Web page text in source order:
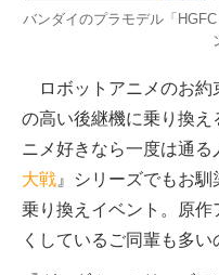
バンダイのプラモデル「
ロボットアニメのお約
の高い後継機に乗り換
ニメ好きなら一度は通る
大戦 』シリーズでもお
乗り換えイベント。原
くしているご同輩も多い